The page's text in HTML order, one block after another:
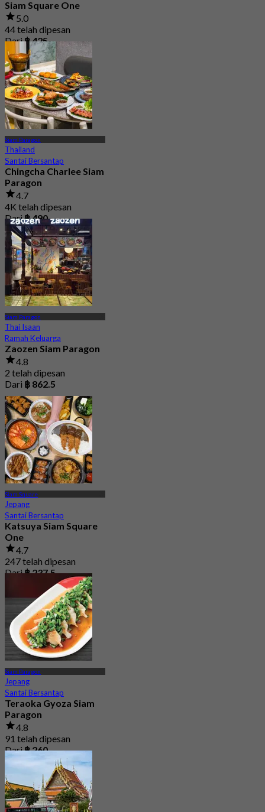
Siam Square One
5.0
44 telah dipesan
Dari฿ 425
Siam Paragon
Thailand
Santai Bersantap
Chingcha Charlee Siam
Paragon
4.7
4K telah dipesan
Dari฿ 490
Siam Paragon
Thai Isaan
Ramah Keluarga
Zaozen Siam Paragon
4.8
2 telah dipesan
Dari ฿ 862.5
Siam Square
Jepang
Santai Bersantap
Katsuya Siam Square
One
4.7
247 telah dipesan
Dari฿ 237.5
Siam Paragon
Jepang
Santai Bersantap
Teraoka Gyoza Siam
Paragon
4.8
91 telah dipesan
Dari฿ 260